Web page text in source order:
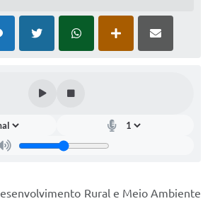
Rural e Meio Ambiente